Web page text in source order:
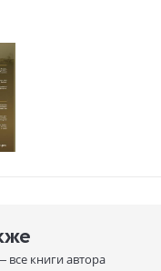
все книги автора